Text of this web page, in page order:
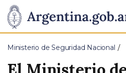
Presidencia
de
la
Pasar al contenido principal
Ministerio de Seguridad Nacional